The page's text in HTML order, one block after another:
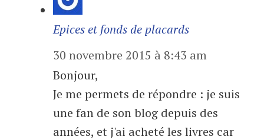
Epices et fonds de placards
30 novembre 2015 à 8:43 am
Bonjour,
Je me permets de répondre : je suis
une fan de son blog depuis des
années, et j'ai acheté les livres car